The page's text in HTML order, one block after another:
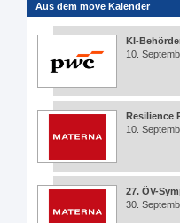
Aus dem move Kalender
KI-
10.
Resilience
10.
27. ÖV-
30.